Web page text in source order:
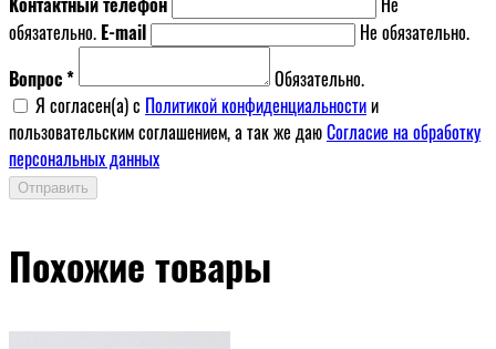
обязательно. E-mail
Не обязательно.
Вопрос *
Обязательно.
Я согласен(a) с Политикой конфиденциальностии
пользовательским соглашением, а так же даюСогласие на обработку
персональных данных
Отправить
Похожие товары